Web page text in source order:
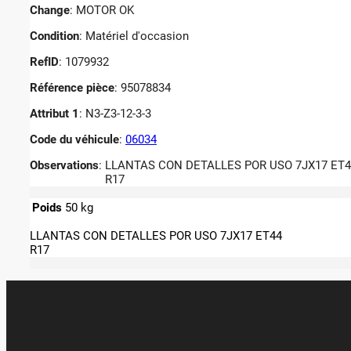
Change: MOTOR OK
Condition: Matériel d'occasion
RefID: 1079932
Référence pièce: 95078834
Attribut 1 : N3-Z3-12-3-3
Code du véhicule: 06034
Observations: LLANTAS CON DETALLES POR USO 7JX17
R17
Poids 50 kg
LLANTAS CON DETALLES POR USO 7JX17 ET44
R17